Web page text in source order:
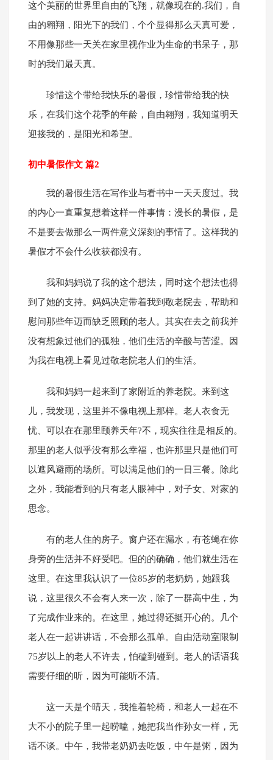
这个美丽的世界里自由的飞翔，就像现在的.我们，自
由的翱翔，阳光下的我们，个个显得那么天真可爱，
不用像那些一天关在家里视作业为生命的书呆子，那
时的我们最天真。
珍惜这个带给我快乐的暑假，珍惜带给我的快
乐，在我们这个花季的年龄，自由翱翔，我知道明天
迎接我的，是阳光和希望。
初中暑假作文 篇2
我的暑假生活在写作业与看书中一天天度过。我
的内心一直重复想着这样一件事情：漫长的暑假，是
不是要去做那么一两件意义深刻的事情了。这样我的
暑假才不会什么收获都没有。
我和妈妈说了我的这个想法，同时这个想法也得
到了她的支持。妈妈决定带着我到敬老院去，帮助和
慰问那些年迈而缺乏照顾的老人。其实在去之前我并
没有想象过他们的孤独，他们生活的辛酸与苦涩。因
为我在电视上看见过敬老院老人们的生活。
我和妈妈一起来到了家附近的养老院。来到这
儿，我发现，这里并不像电视上那样。老人衣食无
忧、可以在在那里颐养天年?不，现实往往是相反的。
那里的老人似乎没有那么幸福，也许那里只是他们可
以遮风避雨的场所。可以满足他们的一日三餐。除此
之外，我能看到的只有老人眼神中，对子女、对家的
思念。
有的老人住的房子。窗户还在漏水，有苍蝇在你
身旁的生活并不好受吧。但的的确确，他们就生活在
这里。在这里我认识了一位85岁的老奶奶，她跟我
说，这里很久不会有人来一次，除了一群高中生，为
了完成作业来的。在这里，她过得还挺开心的。几个
老人在一起讲讲话，不会那么孤单。自由活动室限制
75岁以上的老人不许去，怕磕到碰到。老人的话语我
需要仔细的听，因为可能听不清。
这一天是个晴天，我推着轮椅，和老人一起在不
大不小的院子里一起唠嗑，她把我当作孙女一样，无
话不谈。中午，我带老奶奶去吃饭，中午是粥，因为